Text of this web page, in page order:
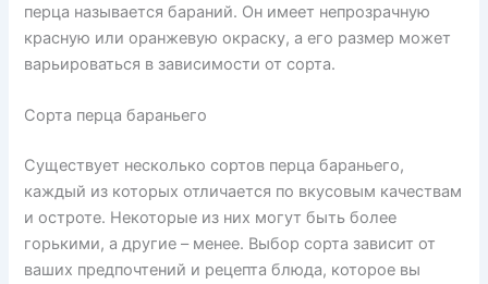
перца называется бараний. Он имеет непрозрачную
красную или оранжевую окраску, а его размер может
варьироваться в зависимости от сорта.
Сорта перца бараньего
Существует несколько сортов перца бараньего,
каждый из которых отличается по вкусовым качествам
и остроте. Некоторые из них могут быть более
горькими, а другие – менее. Выбор сорта зависит от
ваших предпочтений и рецепта блюда, которое вы